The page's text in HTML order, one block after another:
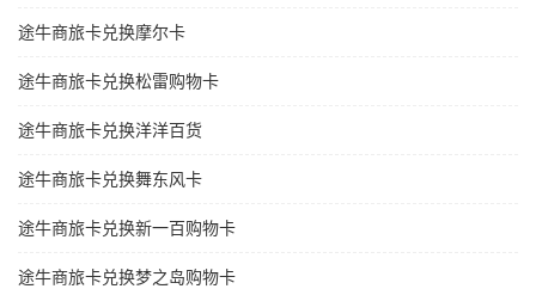
途牛商旅卡兑换摩尔卡
途牛商旅卡兑换松雷购物卡
途牛商旅卡兑换洋洋百货
途牛商旅卡兑换舞东风卡
途牛商旅卡兑换新一百购物卡
途牛商旅卡兑换梦之岛购物卡